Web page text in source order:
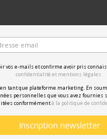
vos e-mails et confirme avoir pris
confidentialité et mentions légales.
tant que plateforme marketing. En
personnelles que vous avez fournies
conformémentà la politique de